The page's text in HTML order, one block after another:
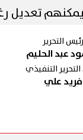
تعديل
رئيس التحرير
عبد الحليم
التنفيذي
فريد علي